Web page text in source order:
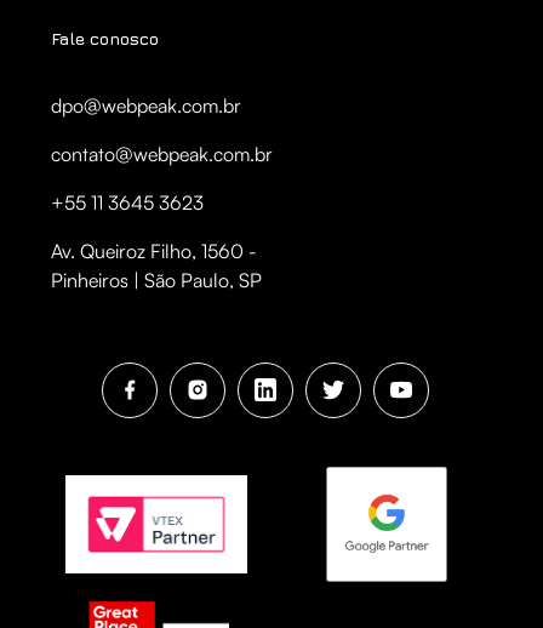
Fale conosco
dpo@webpeak.com.br
contato@webpeak.com.br
+55 11 3645 3623
Av. Queiroz Filho, 1560 -
Pinheiros | São Paulo, SP